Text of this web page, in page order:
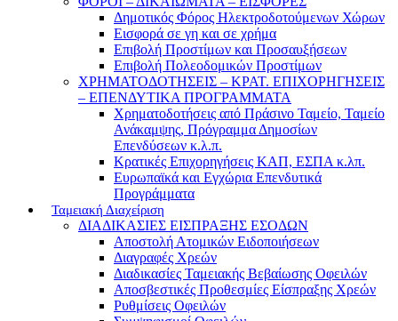
Δημοτικός Φόρος Ηλεκτροδοτούμενων Χώρων
Εισφορά σε γη και σε χρήμα
Επιβολή Προστίμων και Προσαυξήσεων
Επιβολή Πολεοδομικών Προστίμων
ΧΡΗΜΑΤΟΔΟΤΗΣΕΙΣ – ΚΡΑΤ. ΕΠΙΧΟΡΗΓΗΣΕΙΣ
– ΕΠΕΝΔΥΤΙΚΑ ΠΡΟΓΡΑΜΜΑΤΑ
Χρηματοδοτήσεις από Πράσινο Ταμείο, Ταμείο
Ανάκαμψης, Πρόγραμμα Δημοσίων
Επενδύσεων κ.λ.π.
Κρατικές Επιχορηγήσεις ΚΑΠ, ΕΣΠΑ κ.λπ.
Ευρωπαϊκά και Εγχώρια Επενδυτικά
Προγράμματα
Ταμειακή Διαχείριση
ΔΙΑΔΙΚΑΣΙΕΣ ΕΙΣΠΡΑΞΗΣ ΕΣΟΔΩΝ
Αποστολή Ατομικών Ειδοποιήσεων
Διαγραφές Χρεών
Διαδικασίες Ταμειακής Βεβαίωσης Οφειλών
Αποσβεστικές Προθεσμίες Είσπραξης Χρεών
Ρυθμίσεις Οφειλών